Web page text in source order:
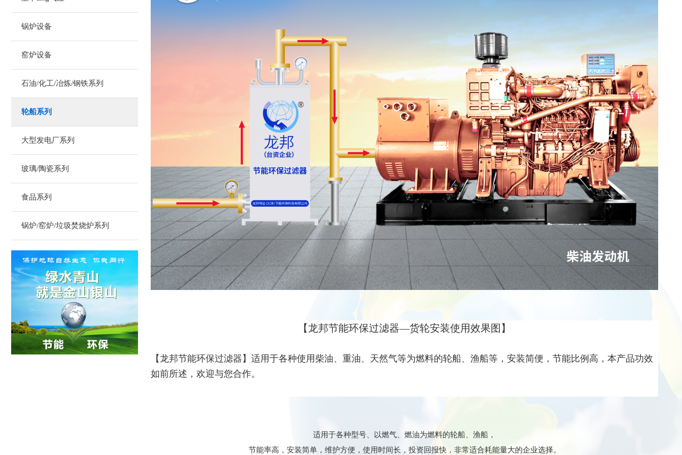
锅炉设备
窑炉设备
石油/化工/冶炼/钢铁系列
轮船系列
大型发电厂系列
玻璃/陶瓷系列
食品系列
锅炉/窑炉/垃圾焚烧炉系列
【龙邦节能环保过滤器—货轮安装使用效果图 】
【龙邦节能环保过滤器】适用于各种使用柴油、重油、天然气等为燃料的轮船、渔船等，安装简便，节能比例高，本产品功效
如前所述，欢迎与您合作。
适用于各种型号、以燃气、燃油为燃料的轮船、渔船，
节能率高，安装简单，维护方便，使用时间长，投资回报快， 非常适合耗能量大的企业选择。